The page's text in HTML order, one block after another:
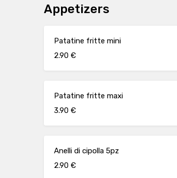
Appetizers
Patatine fritte mini
2.90 €
Patatine fritte maxi
3.90 €
Anelli di cipolla 5pz
2.90 €